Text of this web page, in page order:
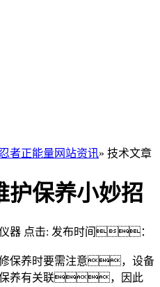
者正能量网站资讯» 技术文章
护保养小妙招
器 点击: 发布时间：
保养时要需注意，设备
保养有关联，因此